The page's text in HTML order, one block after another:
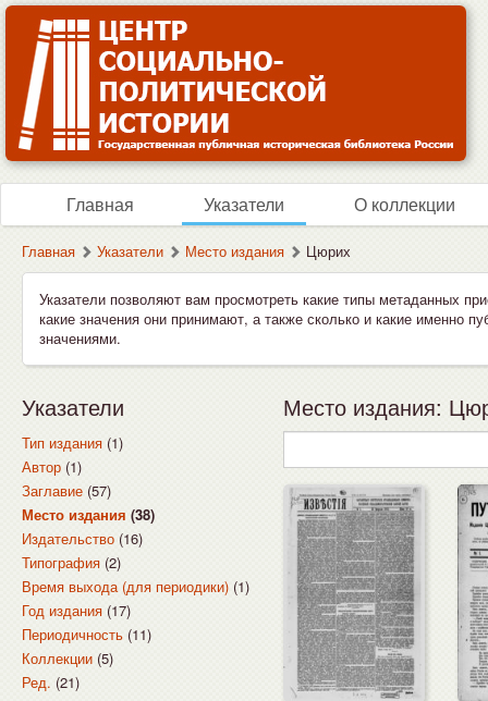
Главная Указатели О коллекции
Главная Указатели Место издания Цюрих
Указатели позволяют вам просмотреть какие типы метаданных
какие значения они принимают, а также сколько и какие именно
значениями.
Указатели
Тип издания (1)
Автор (1)
Заглавие (57)
Место издания (38)
Издательство (16)
Типография (2)
Время выхода (для периодики) (1)
Год издания (17)
Периодичность (11)
Коллекции (5)
Ред. (21)
Место издания: